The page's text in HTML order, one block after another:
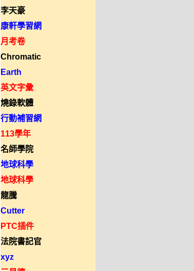
李天豪
康軒學習網
月考卷
Chromatic
Earth
英文字彙
燒錄軟體
行動補習網
113學年
名師學院
地球科學
地球科學
龍騰
Cutter
PTC插件
法院書記官
xyz